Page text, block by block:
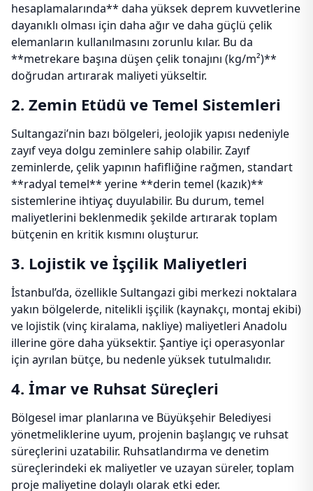
hesaplamalarında** daha yüksek deprem kuvvetlerine
dayanıklı olması için daha ağır ve daha güçlü çelik
elemanların kullanılmasını zorunlu kılar. Bu da
**metrekare başına düşen çelik tonajını (kg/m²)**
doğrudan artırarak maliyeti yükseltir.
2. Zemin Etüdü ve Temel Sistemleri
Sultangazi’nin bazı bölgeleri, jeolojik yapısı nedeniyle
zayıf veya dolgu zeminlere sahip olabilir. Zayıf
zeminlerde, çelik yapının hafifliğine rağmen, standart
**radyal temel** yerine **derin temel (kazık)**
sistemlerine ihtiyaç duyulabilir. Bu durum, temel
maliyetlerini beklenmedik şekilde artırarak toplam
bütçenin en kritik kısmını oluşturur.
3. Lojistik ve İşçilik Maliyetleri
İstanbul’da, özellikle Sultangazi gibi merkezi noktalara
yakın bölgelerde, nitelikli işçilik (kaynakçı, montaj ekibi)
ve lojistik (vinç kiralama, nakliye) maliyetleri Anadolu
illerine göre daha yüksektir. Şantiye içi operasyonlar
için ayrılan bütçe, bu nedenle yüksek tutulmalıdır.
4. İmar ve Ruhsat Süreçleri
Bölgesel imar planlarına ve Büyükşehir Belediyesi
yönetmeliklerine uyum, projenin başlangıç ve ruhsat
süreçlerini uzatabilir. Ruhsatlandırma ve denetim
süreçlerindeki ek maliyetler ve uzayan süreler, toplam
proje maliyetine dolaylı olarak etki eder.